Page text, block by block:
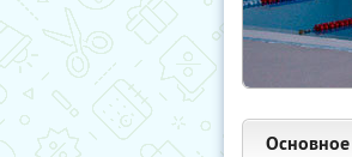
Основное